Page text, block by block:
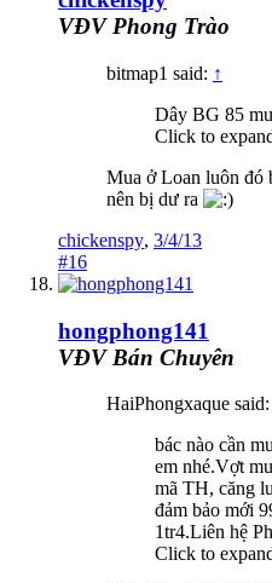
VĐV Phong Trào
bitmap1 said: ↑
Dây BG 85
Click to
Mua ở Loan luôn đó
nên bị dư ra
chickenspy, 3/4/13
#16
hongphong141
VĐV Bán Chuyên
HaiPhongxaque said:
bác nào cần
em nhé.Vợt
mã TH, căng
đảm bảo mới
1tr4.Liên hệ
Click to